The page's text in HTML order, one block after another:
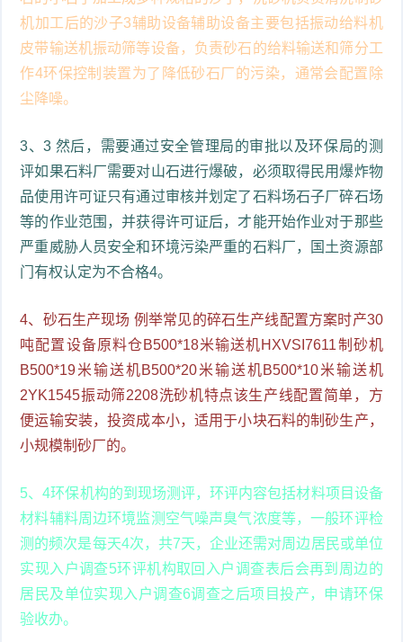
机加工后的沙子3辅助设备辅助设备主要包括振动给料机
皮带输送机振动筛等设备，负责砂石的给料输送和筛分工
作4环保控制装置为了降低砂石厂的污染，通常会配置除
尘降噪。
3、3 然后，需要通过安全管理局的审批以及环保局的测
评如果石料厂需要对山石进行爆破，必须取得民用爆炸物
品使用许可证只有通过审核并划定了石料场石子厂碎石场
等的作业范围，并获得许可证后，才能开始作业对于那些
严重威胁人员安全和环境污染严重的石料厂，国土资源部
门有权认定为不合格4。
4、砂石生产现场 例举常见的碎石生产线配置方案时产30
吨配置设备原料仓B500*18米输送机HXVSI7611制砂机
B500*19米输送机B500*20米输送机B500*10米输送机
2YK1545振动筛2208洗砂机特点该生产线配置简单，方
便运输安装，投资成本小，适用于小块石料的制砂生产，
小规模制砂厂的。
5、4环保机构的到现场测评，环评内容包括材料项目设备
材料辅料周边环境监测空气噪声臭气浓度等，一般环评检
测的频次是每天4次，共7天，企业还需对周边居民或单位
实现入户调查5环评机构取回入户调查表后会再到周边的
居民及单位实现入户调查6调查之后项目投产，申请环保
验收办。